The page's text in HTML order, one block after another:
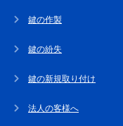
鍵の作製
鍵の紛失
鍵の新規取り付け
法人の客様へ